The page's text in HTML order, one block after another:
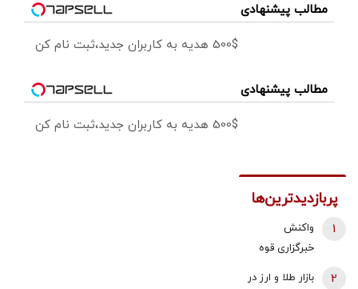
مطالب پیشنهادی
500$ هدیه به کاربران جدید،ثبت نام کن
مطالب پیشنهادی
500$ هدیه به کاربران جدید،ثبت نام کن
پربازدیدترین‌ها
واکنش
خبرگزاری قوه
1
بازار طلا و ارز در 2